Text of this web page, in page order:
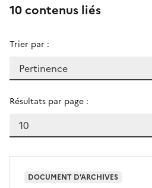
10 contenus liés
Trier par :
Résultats par page :
DOCUMENT D'ARCHIVES